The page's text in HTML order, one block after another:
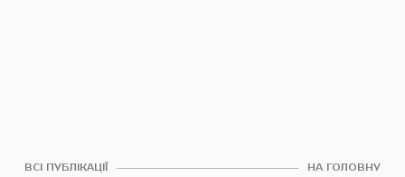
ВСІ ПУБЛІКАЦІЇ НА ГОЛОВНУ